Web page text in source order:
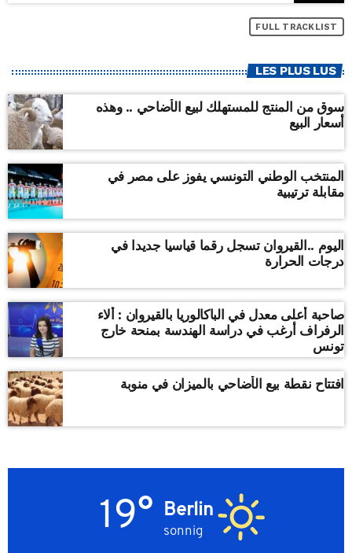
FULL TRACKLIST
LES PLUS LUS
سوق من المنتج للمستهلك لبيع الأضاحي .. وهذه
أسعار البيع
المنتخب الوطني التونسي يفوز على مصر في
مقابلة ترتيبية
اليوم ..القيروان تسجل رقما قياسيا جديدا في
درجات الحرارة
صاحبة أعلى معدل في الباكالوريا بالقيروان : ألاء
الرفراف أرغب في دراسة الهندسة بمنحة خارج
تونس
افتتاح نقطة بيع الأضاحي بالميزان في منوبة
Berlin
sonnig
19°